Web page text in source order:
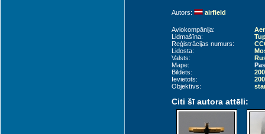
Autors: airfield
Aviokompānija:
Lidmašīna:
Reģistrācijas numurs:
Lidosta:
Valsts:
Mape:
Bildēts:
Ievietots:
Objektīvs:
Citi šī autora attēli: